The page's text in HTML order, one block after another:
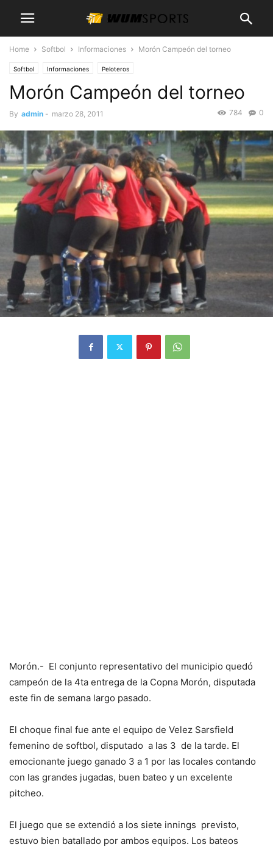
Home Softbol Informaciones Morón Campeón del torneo
Softbol Informaciones Peloteros
Morón Campeón del torneo
By admin - marzo 28, 2011 0
784
Morón.- El conjunto representativo del municipio quedó
campeón de la 4ta entrega de la Copna Morón, disputada
este fin de semana largo pasado.
El choque final fue ante el equipo de Velez Sarsfield
femenino de softbol, disputado a las 3 de la tarde. El
emocionante juego ganado 3 a 1 por las locales contando
con las grandes jugadas, buen bateo y un excelente
pitcheo.
El juego que se extendió a los siete innings previsto,
estuvo bien batallado por ambos equipos. Los bateos